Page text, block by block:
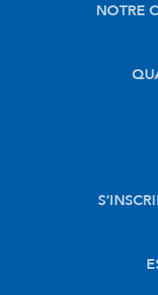
NOTRE